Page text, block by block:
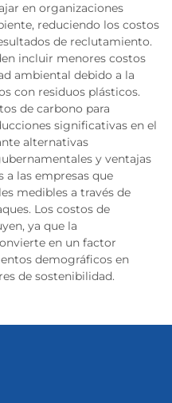
en organizaciones
reduciendo los costos
de reclutamiento.
incluir menores costos
ambiental debido a la
con residuos plásticos.
de carbono para
significativas en el
alternativas
y ventajas
a las empresas que
medibles a través de
Los costos de
ya que la
en un factor
demográficos en
de sostenibilidad.